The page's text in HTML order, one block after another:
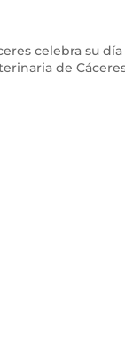
celebra su
de